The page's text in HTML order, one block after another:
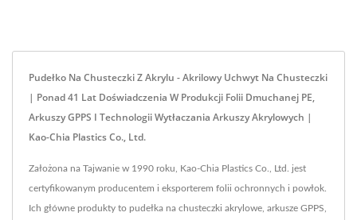
Pudełko Na Chusteczki Z Akrylu - Akrilowy Uchwyt Na Chusteczki
| Ponad 41 Lat Doświadczenia W Produkcji Folii Dmuchanej PE,
Arkuszy GPPS I Technologii Wytłaczania Arkuszy Akrylowych |
Kao-Chia Plastics Co., Ltd.
Założona na Tajwanie w 1990 roku, Kao-Chia Plastics Co., Ltd. jest
certyfikowanym producentem i eksporterem folii ochronnych i powłok.
Ich główne produkty to pudełka na chusteczki akrylowe, arkusze GPPS,